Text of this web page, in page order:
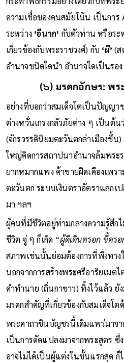
ความเชื่อของคนสมัยโน้น เป็นการ
ระหว่าง ‘อีนาก’ กับตัวท่าน หรือระ
เกี่ยวข้องกับพระราชวงศ์) กับ ‘ผี’ (ส
อำนาจชนิดใดนำ อำนาจใดเป็นรอง
(๖) มรดกอักษร: พ
อย่างที่บอกว่าสมเด็จโตเป็นปัญญ
ต่างหวั่นเกรงกลัวภัยต่าง ๆ เป็นต้น
(จักรวรรดินิยมตะวันตกล่าเมืองขึ้น
ใหญ่คิดการสถาปนาอำนาจล้มพระร
ยากหมากแพง ค้าขายฝืดเคืองเพร
ตะวันตก ระบบเงินตราอัตราแลกเ
มา ฯลฯ
ผู้คนที่มีชีวิตอยู่ท่ามกลางความรู้สึ
ชีวิต จู่ ๆ ก็เกิด “ผู้ดีเดินตรอก ขี้คร
สภาพเช่นนั้นย่อมต้องการที่พึ่งทาง
นอกจากการสร้างพระศรีอาริยเมต
คำทำนาย (ถิ่นกาขาว) ทิ้งไว้แล้ว ยั
มรดกสำคัญที่เกี่ยวข้องกับสมเด็จโต
พระคาถาชินบัญชรนี้เดิมแพร่มาจา
เป็นการดัดแปลงมาจากพระสูตร ซึ่
อาจไม่ได้เป็นผู้แต่งในชั้นแรกสุด